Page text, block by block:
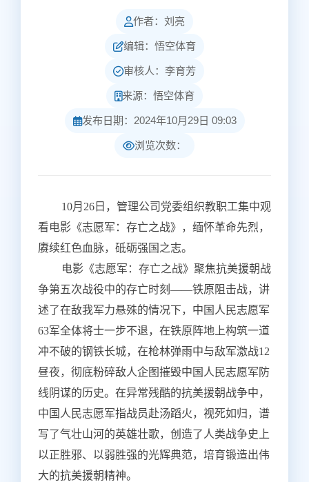
作者：刘亮
编辑：悟空体育
审核人：李育芳
来源：悟空体育
发布日期：2024年10月29日 09:03
浏览次数：
10月26日，管理公司党委组织教职工集中观
看电影《志愿军：存亡之战》，缅怀革命先烈，
赓续红色血脉，砥砺强国之志。
电影《志愿军：存亡之战》聚焦抗美援朝战
争第五次战役中的存亡时刻——铁原阻击战，讲
述了在敌我军力悬殊的情况下，中国人民志愿军
63军全体将士一步不退，在铁原阵地上构筑一道
冲不破的钢铁长城，在枪林弹雨中与敌军激战12
昼夜，彻底粉碎敌人企图摧毁中国人民志愿军防
线阴谋的历史。在异常残酷的抗美援朝战争中，
中国人民志愿军指战员赴汤蹈火，视死如归，谱
写了气壮山河的英雄壮歌，创造了人类战争史上
以正胜邪、以弱胜强的光辉典范，培育锻造出伟
大的抗美援朝精神。